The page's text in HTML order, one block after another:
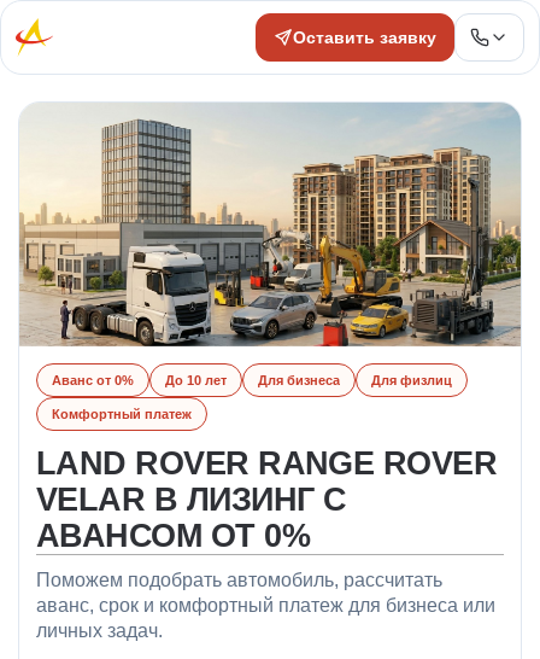
Оставить заявку
Аванс от 0% До 10 лет Для бизнеса Для физлиц
Комфортный платеж
LAND ROVER RANGE ROVER
VELAR В ЛИЗИНГ С
АВАНСОМ ОТ 0%
Поможем подобрать автомобиль, рассчитать
аванс, срок и комфортный платеж для бизнеса или
личных задач.